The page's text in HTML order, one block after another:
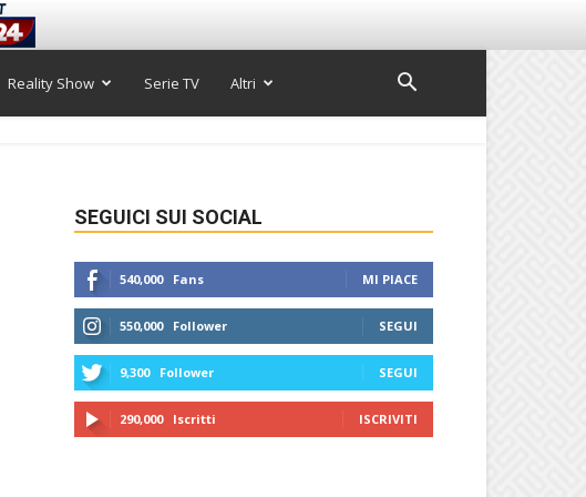
Reality Show Serie TV Altri
SEGUICI SUI SOCIAL
540,000 Fans MI PIACE
550,000 Follower SEGUI
9,300 Follower SEGUI
290,000 Iscritti ISCRIVITI